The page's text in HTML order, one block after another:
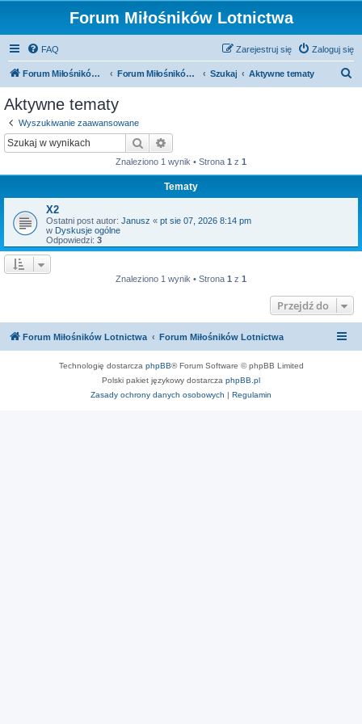
Forum Miłośników Lotnictwa
FAQ Zaloguj się
Zarejestruj się
Forum Miłośników Lotnictwa Forum Miłośników Lotnictwa Szukaj Aktywne tematy
Aktywne tematy
Wyszukiwanie zaawansowane
Szukaj
Znaleziono 1 wynik • Strona 1 z 1
Tematy
X2
Ostatni post autor: Janusz « pt sie 07, 2026 8:14 pm
w Dyskusje ogólne
Odpowiedzi: 3
Znaleziono 1 wynik • Strona 1 z 1
Przejdź do
Forum Miłośników Lotnictwa Forum Miłośników Lotnictwa
Technologię dostarcza phpBB® Forum Software © phpBB Limited
Polski pakiet językowy dostarcza phpBB.pl
Zasady ochrony danych osobowych | Regulamin